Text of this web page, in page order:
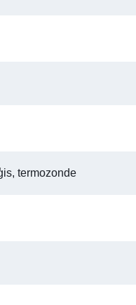
termozonde